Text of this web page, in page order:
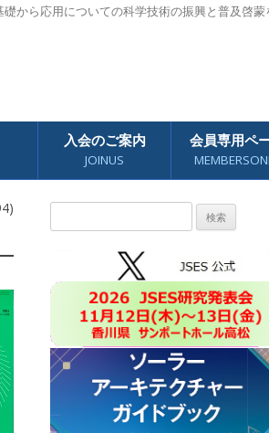
から応用についての科学技術の振興と普及啓蒙
入会のご案内
JOINUS
会員専用ペ
索: